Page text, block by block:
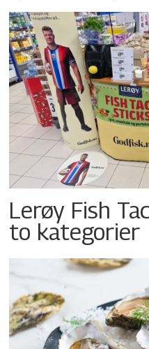
Lerøy Fish
to kategorier